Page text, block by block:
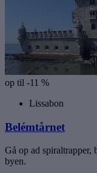
op til -11 %
Lissabon
Belémtårnet
Gå op ad spiraltrapper,
byen.